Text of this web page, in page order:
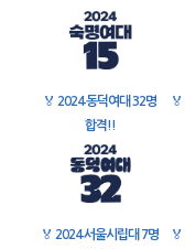
🏅 2024 동덕여대 32명
합격!!
🏅
🏅 2024 서울시립대 7명
🏅